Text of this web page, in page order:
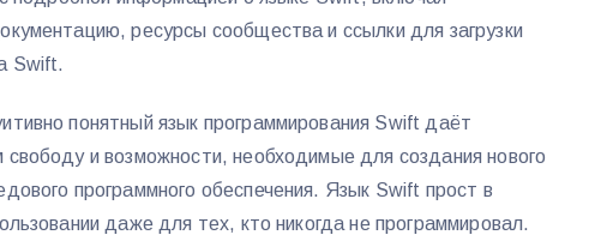
ресурсы сообщества и ссылки для загрузки
Swift.
понятный язык программирования Swift даёт
свободу и возможности, необходимые для создания нового
программного обеспечения. Язык Swift прост в
даже для тех, кто никогда не программировал.